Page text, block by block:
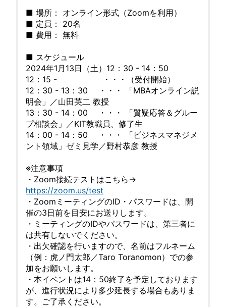
■ 場所： オンライン形式（Zoomを利用）
■ 定員： 20名
■ 費用： 無料
■ スケジュール
2024年1月13日（土）12：30 - 14：50
12：15 - ・・・（受付開始）
12：30 - 13：30 ・・・ 「MBAオンライン説
明会」／山田英二 教授
13：30 - 14：00 ・・・ 「質疑応答＆グルー
プ相談会」／KIT教職員、修了生
14：00 - 14：50 ・・・ 「ビジネスマネジメ
ント領域」ゼミ見学／野村恭彦 教授
※注意事項
・Zoom接続テストはこちら→
https://zoom.us/test
・ZoomミーティングのID・パスワードは、開
催の3日前を目安にお送りします。
・ミーティングのIDやパスワードは、第三者に
は共有しないでください。
・出欠確認を行いますので、名前はフルネーム
（例：虎ノ門太郎／Taro Toranomon）での参
加をお願いします。
・本イベントは14：50終了を予定しております
が、進行状況により多少延長する場合もありま
す。ご了承ください。